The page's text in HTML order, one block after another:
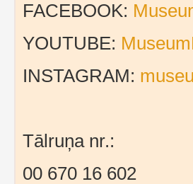
FACEBOOK:
YOUTUBE:
INSTAGRAM:
Tālruņa nr.:
00 670 16 602